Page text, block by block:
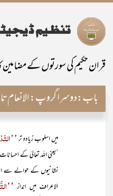
قران حکیم کی سورتوں کے مضامین
باب:دوسرا گروپ: الانعام تا
میں اسلوب زیادہ تر
‘یعنی اللہ تعالیٰ کے
نشانیوں کے حوالے سے
الاعراف میں انداز